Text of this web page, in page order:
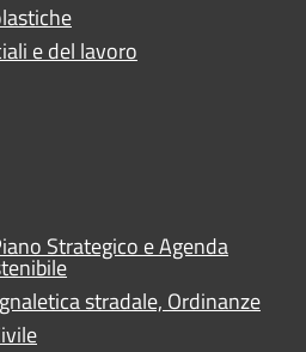
e del lavoro
Strategico e Agenda
stradale, Ordinanze